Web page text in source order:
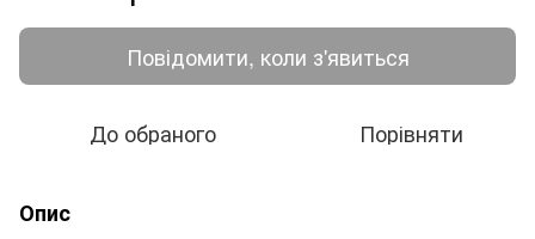
Повідомити, коли з'явиться
До обраного Порівняти
Опис